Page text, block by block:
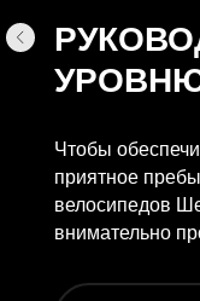
Чтобы
приятное
велосипедов
внимательно